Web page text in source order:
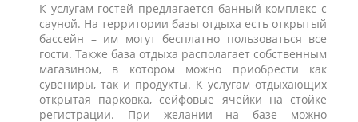
К услугам гостей предлагается банный комплекс с
сауной. На территории базы отдыха есть открытый
бассейн – им могут бесплатно пользоваться все
гости. Также база отдыха располагает собственным
магазином, в котором можно приобрести как
сувениры, так и продукты. К услугам отдыхающих
открытая парковка, сейфовые ячейки на стойке
регистрации. При желании на базе можно